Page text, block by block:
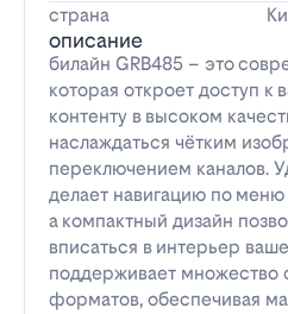
страна
описание
билайн GRB485 – это
которая откроет доступ
контенту в высоком
наслаждаться чётким
переключением каналов.
делает навигацию по меню
а компактный дизайн
вписаться в интерьер
поддерживает множество
форматов, обеспечивая